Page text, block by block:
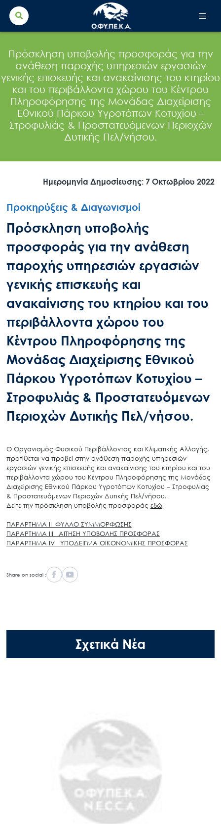
Search
for:
Πρόσκληση υποβολής προσφοράς για την
ανάθεση παροχής υπηρεσιών εργασιών
γενικής επισκευής και ανακαίνισης του κτηρίου
και του περιβάλλοντα χώρου του Κέντρου
Πληροφόρησης της Μονάδας Διαχείρισης
Εθνικού Πάρκου Υγροτόπων Κοτυχίου –
Στροφυλιάς & Προστατευόμενων Περιοχών
Δυτικής Πελ/νήσου.
Ημερομηνία Δημοσίευσης: 7 Οκτωβρίου 2022
Προκηρύξεις & Διαγωνισμοί
Πρόσκληση υποβολής
προσφοράς για την ανάθεση
παροχής υπηρεσιών εργασιών
γενικής επισκευής και
ανακαίνισης του κτηρίου και του
περιβάλλοντα χώρου του
Κέντρου Πληροφόρησης της
Μονάδας Διαχείρισης Εθνικού
Πάρκου Υγροτόπων Κοτυχίου –
Στροφυλιάς & Προστατευόμενων
Περιοχών Δυτικής Πελ/νήσου.
Ο Οργανισμός Φυσικού Περιβάλλοντος και Κλιματικής Αλλαγής,
προτίθεται να προβεί στην ανάθεση παροχής υπηρεσιών
εργασιών γενικής επισκευής και ανακαίνισης του κτηρίου και του
περιβάλλοντα χώρου του Κέντρου Πληροφόρησης της Μονάδας
Διαχείρισης Εθνικού Πάρκου Υγροτόπων Κοτυχίου – Στροφυλιάς
& Προστατευόμενων Περιοχών Δυτικής Πελ/νήσου.
Δείτε την πρόσκληση υποβολής προσφοράς εδώ
ΠΑΡΑΡΤΗΜΑ ΙΙ_ΦΥΛΛΟ ΣΥΜΜΟΡΦΩΣΗΣ
ΠΑΡΑΡΤΗΜΑ ΙΙΙ_ ΑΙΤΗΣΗ ΥΠΟΒΟΛΗΣ ΠΡΟΣΦΟΡΑΣ
ΠΑΡΑΡΤΗΜΑ ΙV_ ΥΠΟΔΕΙΓΜΑ ΟΙΚΟΝΟΜΙΚΗΣ ΠΡΟΣΦΟΡΑΣ
Share on social :
Σχετικά Νέα